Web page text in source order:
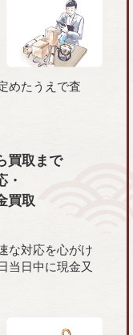
めたうえで査
買取まで
・
買取
な対応を心がけ
当日中に現金又